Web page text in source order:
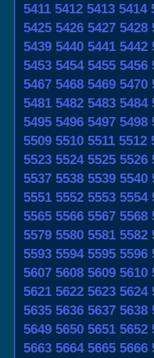
5411 5412 5413 5414
5425 5426 5427 5428
5439 5440 5441 5442
5453 5454 5455 5456
5467 5468 5469 5470
5481 5482 5483 5484
5495 5496 5497 5498
5509 5510 5511 5512
5523 5524 5525 5526
5537 5538 5539 5540
5551 5552 5553 5554
5565 5566 5567 5568
5579 5580 5581 5582
5593 5594 5595 5596
5607 5608 5609 5610
5621 5622 5623 5624
5635 5636 5637 5638
5649 5650 5651 5652
5663 5664 5665 5666